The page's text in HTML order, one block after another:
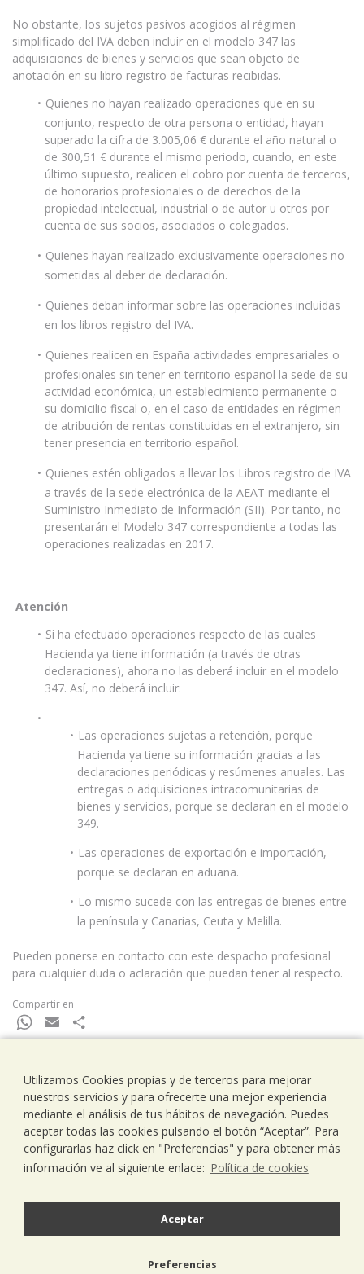
No obstante, los sujetos pasivos acogidos al régimen
simplificado del IVA deben incluir en el modelo 347 las
adquisiciones de bienes y servicios que sean objeto de
anotación en su libro registro de facturas recibidas.
Quienes no hayan realizado operaciones que en su
conjunto, respecto de otra persona o entidad, hayan
superado la cifra de 3.005,06 € durante el año natural o
de 300,51 € durante el mismo periodo, cuando, en este
último supuesto, realicen el cobro por cuenta de terceros,
de honorarios profesionales o de derechos de la
propiedad intelectual, industrial o de autor u otros por
cuenta de sus socios, asociados o colegiados.
Quienes hayan realizado exclusivamente operaciones no
sometidas al deber de declaración.
Quienes deban informar sobre las operaciones incluidas
en los libros registro del IVA.
Quienes realicen en España actividades empresariales o
profesionales sin tener en territorio español la sede de su
actividad económica, un establecimiento permanente o
su domicilio fiscal o, en el caso de entidades en régimen
de atribución de rentas constituidas en el extranjero, sin
tener presencia en territorio español.
Quienes estén obligados a llevar los Libros registro de IVA
a través de la sede electrónica de la AEAT mediante el
Suministro Inmediato de Información (SII). Por tanto, no
presentarán el Modelo 347 correspondiente a todas las
operaciones realizadas en 2017.
Atención
Si ha efectuado operaciones respecto de las cuales
Hacienda ya tiene información (a través de otras
declaraciones), ahora no las deberá incluir en el modelo
347. Así, no deberá incluir:
Las operaciones sujetas a retención, porque
Hacienda ya tiene su información gracias a las
declaraciones periódicas y resúmenes anuales. Las
entregas o adquisiciones intracomunitarias de
bienes y servicios, porque se declaran en el modelo
349.
Las operaciones de exportación e importación,
porque se declaran en aduana.
Lo mismo sucede con las entregas de bienes entre
la península y Canarias, Ceuta y Melilla.
Pueden ponerse en contacto con este despacho profesional
para cualquier duda o aclaración que puedan tener al respecto.
Compartir en
WhatsApp
Email
Ramells Ramoneda
Assessors - Consultors
C/ Balmes 203, 1º 1ª
08006 Barcelona
T..93 238 79 26
política de privacidad política de cookies
Utilizamos Cookies propias y de terceros para mejorar
nuestros servicios y para ofrecerte una mejor experiencia
mediante el análisis de tus hábitos de navegación. Puedes
aceptar todas las cookies pulsando el botón “Aceptar”. Para
configurarlas haz click en "Preferencias" y para obtener más
información ve al siguiente enlace: Política de cookies
Aceptar
Preferencias